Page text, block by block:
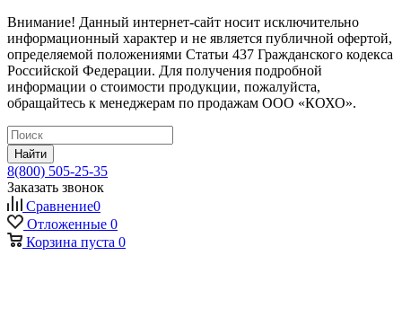
Внимание! Данный интернет-сайт носит исключительно
информационный характер и не является публичной офертой,
определяемой положениями Статьи 437 Гражданского кодекса
Российской Федерации. Для получения подробной
информации о стоимости продукции, пожалуйста,
обращайтесь к менеджерам по продажам ООО «КОХО».
Найти
8(800) 505-25-35
Заказать звонок
Сравнение0
Отложенные 0
Корзина пуста 0